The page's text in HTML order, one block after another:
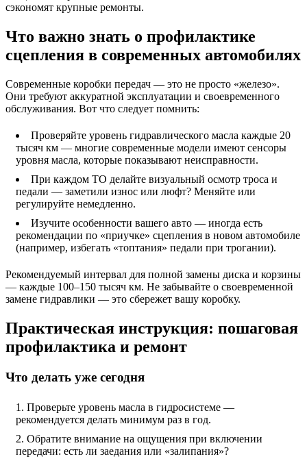
сэкономят крупные ремонты.
Что важно знать о профилактике
сцепления в современных автомобилях
Современные коробки передач — это не просто «железо».
Они требуют аккуратной эксплуатации и своевременного
обслуживания. Вот что следует помнить:
Проверяйте уровень гидравлического масла каждые 20
тысяч км — многие современные модели имеют сенсоры
уровня масла, которые показывают неисправности.
При каждом ТО делайте визуальный осмотр троса и
педали — заметили износ или люфт? Меняйте или
регулируйте немедленно.
Изучите особенности вашего авто — иногда есть
рекомендации по «приучке» сцепления в новом автомобиле
(например, избегать «топтания» педали при трогании).
Рекомендуемый интервал для полной замены диска и корзины
— каждые 100–150 тысяч км. Не забывайте о своевременной
замене гидравлики — это сбережет вашу коробку.
Практическая инструкция: пошаговая
профилактика и ремонт
Что делать уже сегодня
Проверьте уровень масла в гидросистеме —
рекомендуется делать минимум раз в год.
Обратите внимание на ощущения при включении
передачи: есть ли заедания или «залипания»?